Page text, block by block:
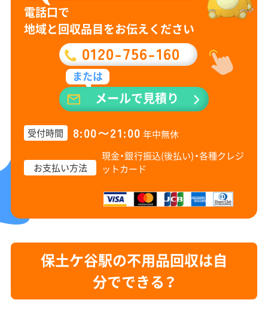
電話口で
地域と回収品目をお伝えください
0120-756-160
または
メールで見積り
受付時間 8:00〜21:00 年中無休
お支払い方法
現金・銀行振込(後払い)・各種クレジ
ットカード
保土ケ谷駅の不用品回収は自
分でできる？